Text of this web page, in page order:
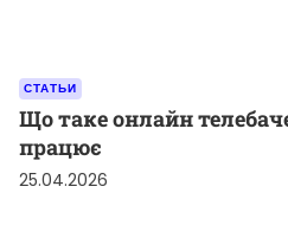
СТАТЬИ
Що таке онлайн
працює
25.04.2026